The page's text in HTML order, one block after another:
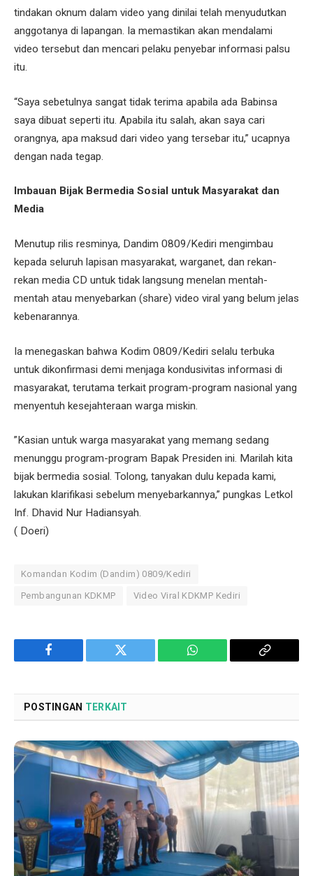
tindakan oknum dalam video yang dinilai telah menyudutkan
anggotanya di lapangan. Ia memastikan akan mendalami
video tersebut dan mencari pelaku penyebar informasi palsu
itu.
“Saya sebetulnya sangat tidak terima apabila ada Babinsa
saya dibuat seperti itu. Apabila itu salah, akan saya cari
orangnya, apa maksud dari video yang tersebar itu,” ucapnya
dengan nada tegap.
Imbauan Bijak Bermedia Sosial untuk Masyarakat dan
Media
Menutup rilis resminya, Dandim 0809/Kediri mengimbau
kepada seluruh lapisan masyarakat, warganet, dan rekan-
rekan media CD untuk tidak langsung menelan mentah-
mentah atau menyebarkan (share) video viral yang belum jelas
kebenarannya.
​Ia menegaskan bahwa Kodim 0809/Kediri selalu terbuka
untuk dikonfirmasi demi menjaga kondusivitas informasi di
masyarakat, terutama terkait program-program nasional yang
menyentuh kesejahteraan warga miskin.
​”Kasian untuk warga masyarakat yang memang sedang
menunggu program-program Bapak Presiden ini. Marilah kita
bijak bermedia sosial. Tolong, tanyakan dulu kepada kami,
lakukan klarifikasi sebelum menyebarkannya,” pungkas Letkol
Inf. Dhavid Nur Hadiansyah.
( Doeri)
Komandan Kodim (Dandim) 0809/Kediri
Pembangunan KDKMP Video Viral KDKMP Kediri
Facebook Twitter WhatsApp
Copy
POSTINGAN TERKAIT